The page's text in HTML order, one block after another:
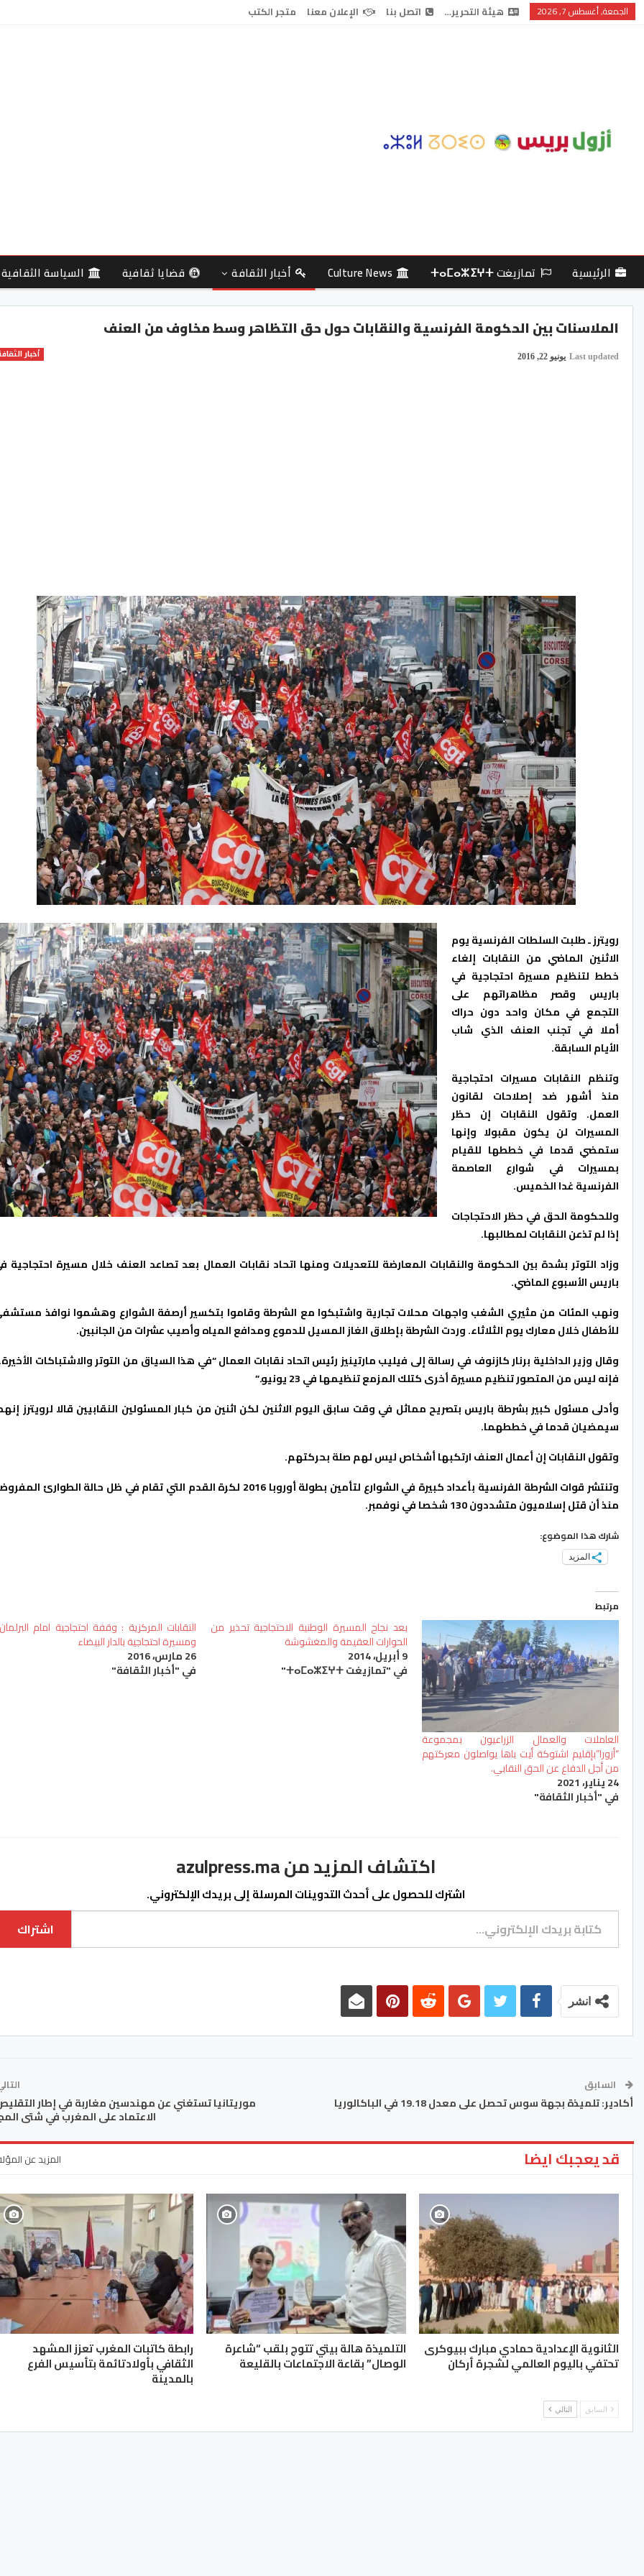
الجمعة, أغسطس 7, 2026 هيئة التحرير… اتصل بنا الإعلان معنا متجر الكتب
الرئيسية تمازيغت ⵜⴰⵎⴰⵣⵉⵖⵜ Culture News أخبار الثقافة قضايا ثقافية السياسة الثقافية
الملاسنات بين الحكومة الفرنسية والنقابات حول حق التظاهر وسط مخاوف من العنف
أخبار Last updated يونيو 22, 2016
رويترز ـ طلبت السلطات الفرنسية يوم
الاثنين الماضي من النقابات إلغاء
خطط لتنظيم مسيرة احتجاجية في
باريس وقصر مظاهراتهم على
التجمع في مكان واحد دون حراك
أملا في تجنب العنف الذي شاب
الأيام السابقة.
وتنظم النقابات مسيرات احتجاجية
منذ أشهر ضد إصلاحات لقانون
العمل. وتقول النقابات إن حظر
المسيرات لن يكون مقبولا وإنها
ستمضي قدما في خططها للقيام
بمسيرات في شوارع العاصمة
الفرنسية غدا الخميس.
وللحكومة الحق في حظر الاحتجاجات
إذا لم تذعن النقابات لمطالبها.
وزاد التوتر بشدة بين الحكومة والنقابات المعارضة للتعديلات ومنها اتحاد نقابات العمال بعد تصاعد العنف خلال مسيرة احتجاجية
باريس الأسبوع الماضي.
ونهب المئات من مثيري الشغب واجهات محلات تجارية واشتبكوا مع الشرطة وقاموا بتكسير أرصفة الشوارع وهشموا نوافذ
للأطفال خلال معارك يوم الثلاثاء. وردت الشرطة بإطلاق الغاز المسيل للدموع ومدافع المياه وأصيب عشرات من الجانبين.
وقال وزير الداخلية برنار كازنوف في رسالة إلى فيليب مارتينيز رئيس اتحاد نقابات العمال “في هذا السياق من التوتر والاشتباكات
فإنه ليس من المتصور تنظيم مسيرة أخرى كتلك المزمع تنظيمها في 23 يونيو.”
وأدلى مسئول كبير بشرطة باريس بتصريح مماثل في وقت سابق اليوم الاثنين لكن اثنين من كبار المسئولين النقابيين قالا لرويترز
سيمضيان قدما في خططهما.
وتقول النقابات إن أعمال العنف ارتكبها أشخاص ليس لهم صلة بحركتهم.
وتنتشر قوات الشرطة الفرنسية بأعداد كبيرة في الشوارع لتأمين بطولة أوروبا 2016 لكرة القدم التي تقام في ظل حالة الطوارئ
منذ أن قتل إسلاميون متشددون 130 شخصا في نوفمبر.
شارك هذا الموضوع:
المزيد
مرتبط
العاملات والعمال الزراعيون بمجموعة
“أزورا”بإقليم اشتوكة أيت باها يواصلون معركتهم
من أجل الدفاع عن الحق النقابي.
24 يناير، 2021
في "أخبار الثقافة"
بعد نجاح المسيرة الوطنية الاحتجاجية تحذير من
الحوارات العقيمة والمغشوشة
9 أبريل، 2014
في "تمازيغت ⵜⴰⵎⴰⵣⵉⵖⵜ"
النقابات المركزية : وقفة احتجاجية امام البرلمان
ومسيرة احتجاجية بالدار البيضاء
26 مارس، 2016
في "أخبار الثقافة"
اكتشاف المزيد من azulpress.ma
اشترك للحصول على أحدث التدوينات المرسلة إلى بريدك الإلكتروني.
كتابة بريدك الإلكتروني...
اشتراك
انشر
السابق
أكادير: تلميذة بجهة سوس تحصل على معدل 19.18 في الباكالوريا موريتانيا تستغني عن مهندسين مغاربة في إطار
الاعتماد على المغرب في شتى
قد يعجبك ايضا المزيد عن
الثانوية الإعدادية حمادي مبارك ببيوكرى
تحتفي باليوم العالمي لشجرة أركان
التلميذة هالة بيتي تتوج بلقب “شاعرة
الوصال” بقاعة الاجتماعات بالقليعة
رابطة كاتبات المغرب تعزز المشهد
الثقافي بأولادتائمة بتأسيس الفرع
بالمدينة
السابق التالي